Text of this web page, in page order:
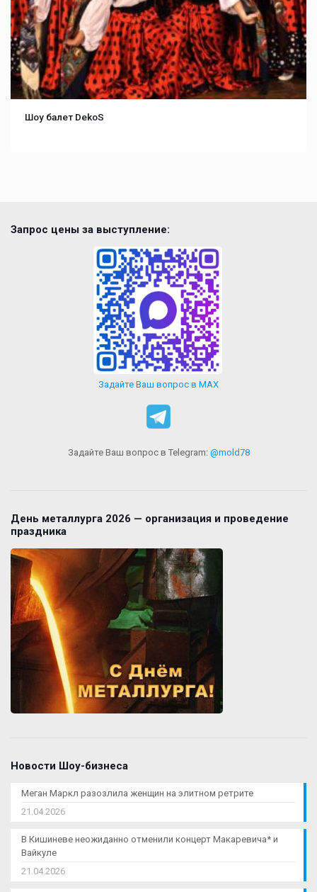
Шоу балет DekoS
Запрос цены за выступление:
Задайте Ваш вопрос в MAX
Задайте Ваш вопрос в Telegram: @mold78
День металлурга 2026 — организация и проведение
праздника
Новости Шоу-бизнеса
Меган Маркл разозлила женщин на элитном ретрите
21.04.2026
В Кишиневе неожиданно отменили концерт Макаревича* и
Вайкуле
21.04.2026